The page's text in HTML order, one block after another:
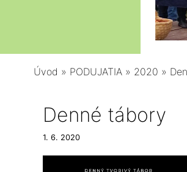
Úvod » PODUJATIA » 2020 »
Denné tábory
1. 6. 2020